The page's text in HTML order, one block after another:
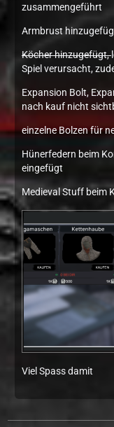
zusammengeführt
Armbrust
Köcher hinzugefügt,
Spiel verursacht,
Expansion Bolt,
nach kauf nicht
einzelne Bolzen für
Hünerfedern beim
eingefügt
Medieval Stuff beim
Viel Spass damit